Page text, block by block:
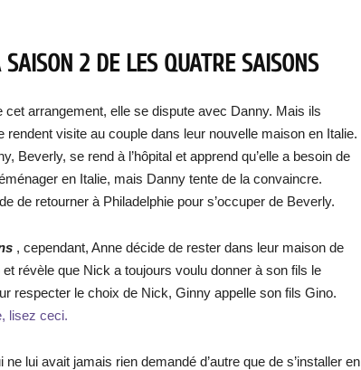
2 DE LES QUATRE SAISONS
cet arrangement, elle se dispute avec Danny. Mais ils
visite au couple dans leur nouvelle maison en Italie.
Beverly, se rend à l’hôpital et apprend qu’elle a besoin de
en Italie, mais Danny tente de la convaincre.
de retourner à Philadelphie pour s’occuper de Beverly.
, cependant, Anne décide de rester dans leur maison de
révèle que Nick a toujours voulu donner à son fils le
respecter le choix de Nick, Ginny appelle son fils Gino.
lisez ceci.
lui avait jamais rien demandé d’autre que de s’installer en